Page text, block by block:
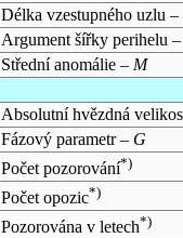
Délka vzestupného uzlu –
Argument šířky perihelu
Střední anomálie – M
Absolutní hvězdná
Fázový parametr – G
Počet pozorování*)
Počet opozic*)
Pozorována v letech*)